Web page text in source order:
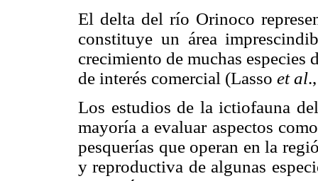
El delta del río Orinoco
constituye un área
crecimiento de muchas especies
de interés comercial (Lasso et al
Los estudios de la ictiofauna
mayoría a evaluar aspectos
pesquerías que operan en la
y reproductiva de algunas